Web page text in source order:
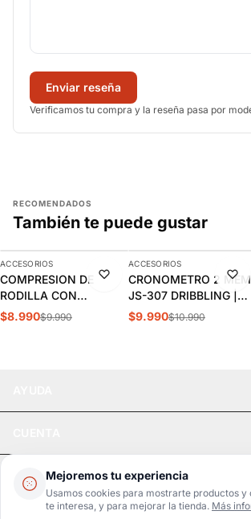
Mejoremos tu experiencia
Usamos cookies para mostrarte productos y
te interesa, y para mejorar la tienda. Más
Enviar reseña
Verificamos tu compra y la reseña pasa por
RECOMENDADOS
También te puede gustar
-10%
AGREGAR
ACCESORIOS
COMPRESION DE
RODILLA CON
ACOLCHADO PANAL
$8.990$9.990
-9%
AGREGAR
ACCESORIOS
CRONOMETRO 2 MEM
JS-307 DRIBBLING |
J.00.11
$9.990$10.990
LEGAL